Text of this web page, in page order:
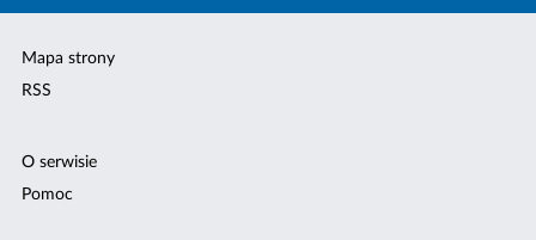
Mapa strony
RSS
O serwisie
Pomoc